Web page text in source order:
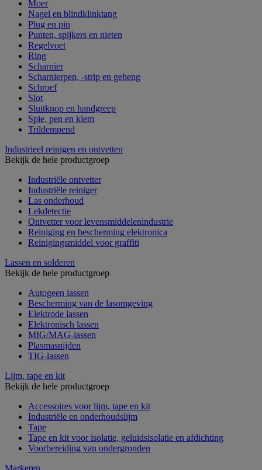
Moer
Nagel en blindklinktang
Plug en pin
Punten, spijkers en nieten
Regelvoet
Ring
Scharnier
Scharnierpen, -strip en geheng
Schroef
Slot
Sluitknop en handgreep
Spie, pen en klem
Trildempend
Industrieel reinigen en ontvetten
Bekijk de hele productgroep
Industriële ontvetter
Industriële reiniger
Las onderhoud
Lekdetectie
Ontvetter voor levensmiddelenindustrie
Reiniging en bescherming elektronica
Reinigingsmiddel voor graffiti
Lassen en solderen
Bekijk de hele productgroep
Autogeen lassen
Bescherming van de lasomgeving
Elektrode lassen
Elektronisch lassen
MIG/MAG-lassen
Plasmasnijden
TIG-lassen
Lijm, tape en kit
Bekijk de hele productgroep
Accessoires voor lijm, tape en kit
Industriële en onderhoudslijm
Tape
Tape en kit voor isolatie, geluidsisolatie en afdichting
Voorbereiding van ondergronden
Markeren